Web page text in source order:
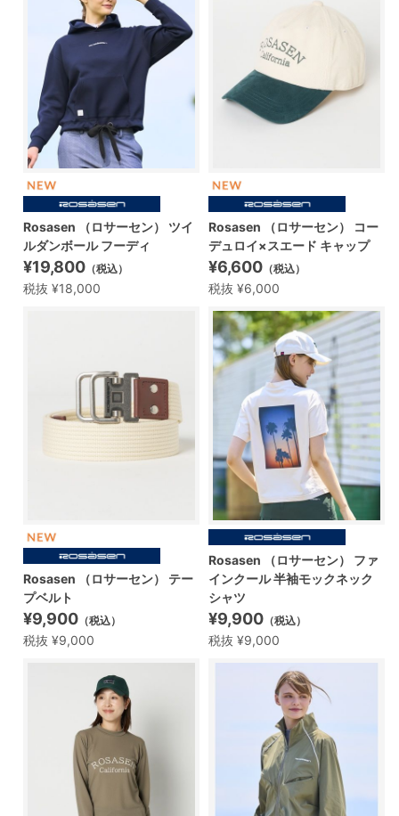
Rosasen （ロサーセン） ツイ
ルダンボール フーディ
¥19,800 （税込）
税抜 ¥18,000
Rosasen （ロサーセン） コー
デュロイ×スエード キャップ
¥6,600 （税込）
税抜 ¥6,000
Rosasen （ロサーセン） テー
プベルト
¥9,900 （税込）
税抜 ¥9,000
Rosasen （ロサーセン） ファ
インクール 半袖モックネック
シャツ
¥9,900 （税込）
税抜 ¥9,000